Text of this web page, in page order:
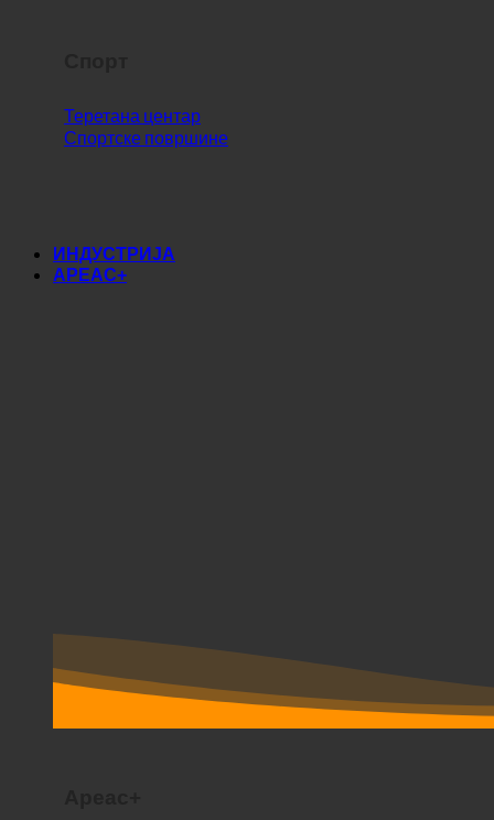
Теретана центар
Спортске површине
ИНДУСТРИЈА
АРЕАС+